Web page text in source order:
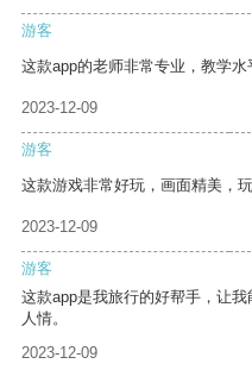
游客
这款app的老师非常专业，教学水
2023-12-09
游客
这款游戏非常好玩，画面精美，玩
2023-12-09
游客
这款app是我旅行的好帮手，让
人情。
2023-12-09